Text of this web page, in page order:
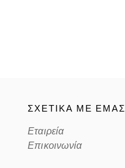
ΣΧΕΤΙΚΑ ΜΕ ΕΜΑΣ
Εταιρεία
Επικοινωνία